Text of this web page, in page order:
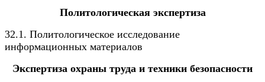
Политологическая экспертиза
32.1. Политологическое исследование
информационных материалов
Экспертиза охраны труда и техники безопасности